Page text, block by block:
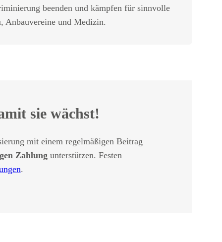
beenden und kämpfen für sinnvolle
Anbauvereine und Medizin.
sie wächst!
mit einem regelmäßigen Beitrag
Zahlungunterstützen. Festen
.